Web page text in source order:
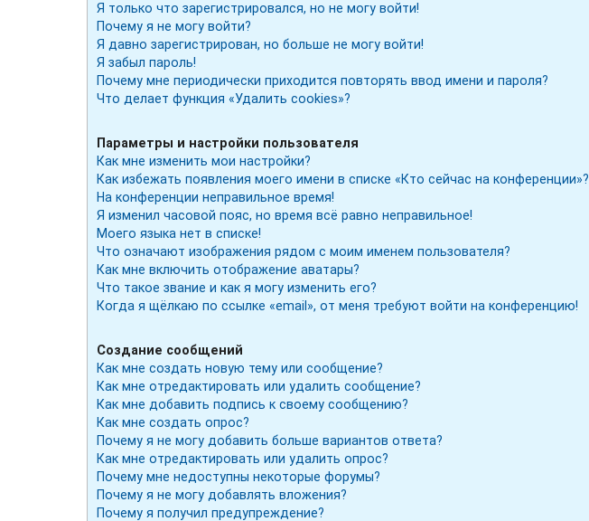
Я только что зарегистрировался, но не могу войти!
Почему я не могу войти?
Я давно зарегистрирован, но больше не могу войти!
Я забыл пароль!
Почему мне периодически приходится повторять ввод имени и пароля?
Что делает функция «Удалить cookies»?
Параметры и настройки пользователя
Как мне изменить мои настройки?
Как избежать появления моего имени в списке «Кто сейчас на конференции»?
На конференции неправильное время!
Я изменил часовой пояс, но время всё равно неправильное!
Моего языка нет в списке!
Что означают изображения рядом с моим именем пользователя?
Как мне включить отображение аватары?
Что такое звание и как я могу изменить его?
Когда я щёлкаю по ссылке «email», от меня требуют войти на конференцию!
Создание сообщений
Как мне создать новую тему или сообщение?
Как мне отредактировать или удалить сообщение?
Как мне добавить подпись к своему сообщению?
Как мне создать опрос?
Почему я не могу добавить больше вариантов ответа?
Как мне отредактировать или удалить опрос?
Почему мне недоступны некоторые форумы?
Почему я не могу добавлять вложения?
Почему я получил предупреждение?